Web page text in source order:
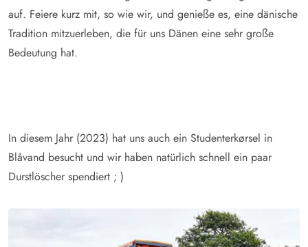
auf. Feiere kurz mit, so wie wir, und genieße es, eine dänische
Tradition mitzuerleben, die für uns Dänen eine sehr große
Bedeutung hat.
In diesem Jahr (2023) hat uns auch ein Studenterkørsel in
Blåvand besucht und wir haben natürlich schnell ein paar
Durstlöscher spendiert ; )